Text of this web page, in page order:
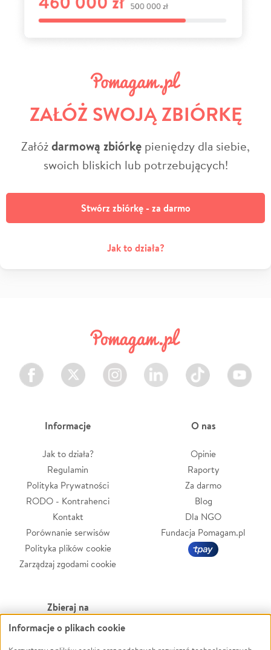
ZAŁÓŻ SWOJĄ ZBIÓRKĘ
Załóżdarmową zbiórkę pieniędzy dla siebie,
swoich bliskich lub potrzebujących!
Stwórz zbiórkę - za darmo
Jak to działa?
Facebook Twitter Instagram LinkedIn TikTok Youtube
Informacje
Jak to działa?
Regulamin
Polityka Prywatności
RODO - Kontrahenci
Kontakt
Porównanie serwisów
Polityka plików cookie
Zarządzaj zgodami cookie
O nas
Opinie
Raporty
Za darmo
Blog
Dla NGO
Fundacja Pomagam.pl
Zbieraj na
Leczenie
Informacje o plikach cookie